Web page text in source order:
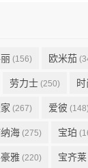
(156) 欧米茄
劳力士 (250)
(267) 爱彼 (148)
海 (275) 宝珀
雅 (220) 宝齐莱